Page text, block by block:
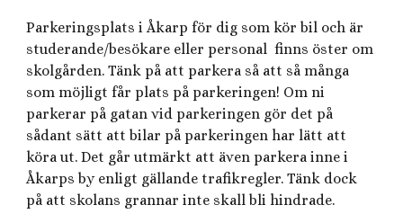
Parkeringsplats i Åkarp för dig som kör bil och är
studerande/besökare eller personal finns öster om
skolgården. Tänk på att parkera så att så många
som möjligt får plats på parkeringen! Om ni
parkerar på gatan vid parkeringen gör det på
sådant sätt att bilar på parkeringen har lätt att
köra ut. Det går utmärkt att även parkera inne i
Åkarps by enligt gällande trafikregler. Tänk dock
på att skolans grannar inte skall bli hindrade.